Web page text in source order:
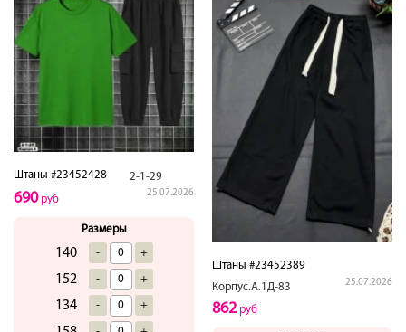
Штаны #23452428 2-1-29
25.07.2026
690руб
Размеры
140 - +
152 - +
134 - +
Штаны #23452389
Корпус.А.1Д-83
25.07.2026
862руб